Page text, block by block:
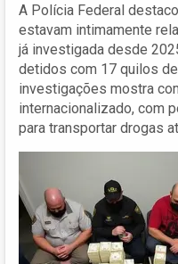
A Polícia Federal
estavam intimamente
já investigada desde
detidos com 17 quilos
investigações mostra
internacionalizado, com
para transportar drogas